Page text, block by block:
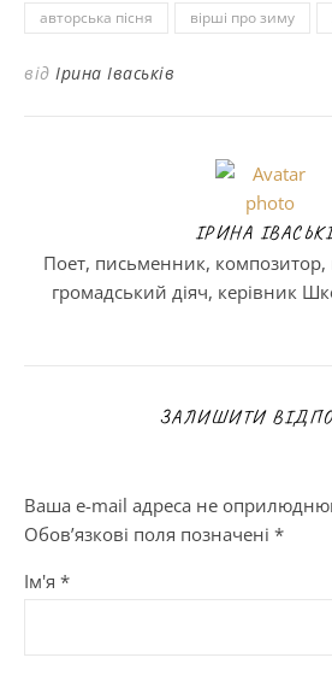
авторська пісня вірші про зиму
від Ірина Іваськів
ІРИНА
Поет, письменник, композитор,
громадський діяч, керівник
ЗАЛИШИТИ
Ваша e-mail адреса не
Обов’язкові поля позначені *
Ім'я *